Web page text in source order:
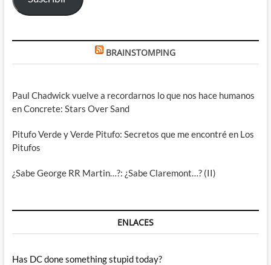
BRAINSTOMPING
Paul Chadwick vuelve a recordarnos lo que nos hace humanos
en Concrete: Stars Over Sand
Pitufo Verde y Verde Pitufo: Secretos que me encontré en Los
Pitufos
¿Sabe George RR Martin…?: ¿Sabe Claremont…? (II)
ENLACES
Has DC done something stupid today?